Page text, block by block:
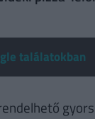
találatokban